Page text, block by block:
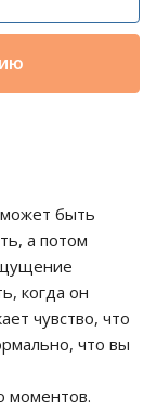
быть
а потом
когда он
чувство, что
что вы
моментов.